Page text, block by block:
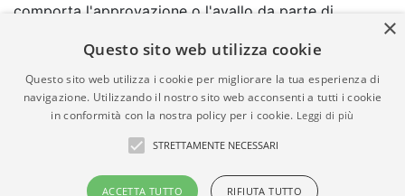
comporta l'approvazione o l'avallo da parte di
garanzia da parte di quest'ultima. immobiliare-italia.it
quindi non è responsabile della veridicità, della
correttezza, della completezza, della normativa in
materia di privacy e/o di alcun altro aspetto dei
suddetti annunci.
© Copyright 2007 - 2026
Powered by
×
Questo sito web utilizza cookie
Questo sito web utilizza i cookie per migliorare la tua esperienza di
navigazione. Utilizzando il nostro sito web acconsenti a tutti i cookie
in conformità con la nostra policy per i cookie. Leggi di più
STRETTAMENTE NECESSARI
ACCETTA TUTTO RIFIUTA TUTTO